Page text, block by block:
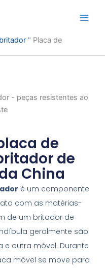
" Placa de
de
de
China
é um componente
com as matérias-
de um britador de
geralmente são
outra móvel. Durante
móvel se move para